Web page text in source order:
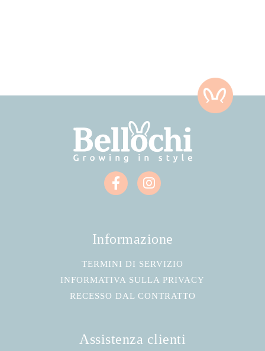
Informazione
TERMINI DI SERVIZIO
INFORMATIVA SULLA PRIVACY
RECESSO DAL CONTRATTO
Assistenza clienti